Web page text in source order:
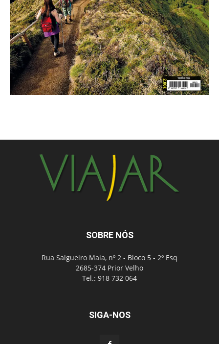
SOBRE NÓS
Rua Salgueiro Maia, nº 2 - Bloco 5 - 2º Esq
2685-374 Prior Velho
Tel.: 918 732 064
SIGA-NOS